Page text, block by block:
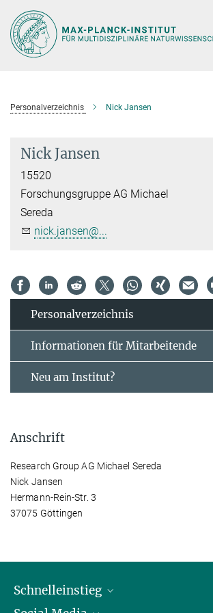
Hauptinhalt
Personalverzeichnis Nick Jansen
Nick Jansen
15520
Forschungsgruppe AG Michael
Sereda
nick.jansen@...
Personal­verzeichnis
Informationen für Mitarbeitende
Neu am Institut?
Anschrift
Research Group AG Michael Sereda
Nick Jansen
Hermann-Rein-Str. 3
37075 Göttingen
Schnelleinstieg